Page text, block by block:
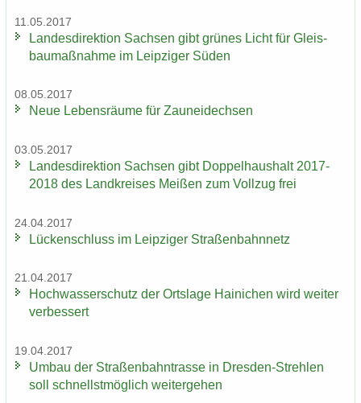
11.05.2017
Lan­des­di­rek­ti­on Sach­sen gibt grü­nes Licht für Gleis­
bau­maß­nah­me im Leip­zi­ger Süden
08.05.2017
Neue Le­bens­räu­me für Zaun­ei­dech­sen
03.05.2017
Lan­des­di­rek­ti­on Sach­sen gibt Dop­pel­haus­halt 2017-
2018 des Land­krei­ses Mei­ßen zum Voll­zug frei
24.04.2017
Lü­cken­schluss im Leip­zi­ger Stra­ßen­bahn­netz
21.04.2017
Hoch­was­ser­schutz der Orts­la­ge Hai­ni­chen wird wei­ter
ver­bes­sert
19.04.2017
Umbau der Stra­ßen­bahn­tras­se in Dresden-​Strehlen
soll schnellst­mög­lich wei­ter­ge­hen